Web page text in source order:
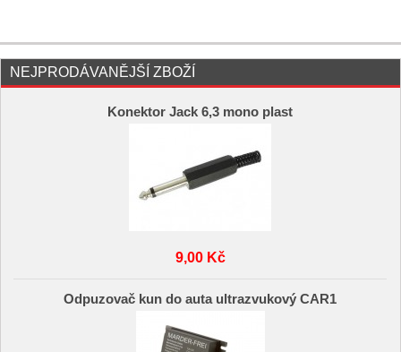
NEJPRODÁVANĚJŠÍ ZBOŽÍ
Konektor Jack 6,3 mono plast
9,00 Kč
Odpuzovač kun do auta ultrazvukový CAR1